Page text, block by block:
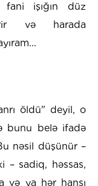
işığın düz
və harada
öldü" deyil, o
bunu belə ifadə
nəsil düşünür –
– sadiq, həssas,
və ya hər hansı